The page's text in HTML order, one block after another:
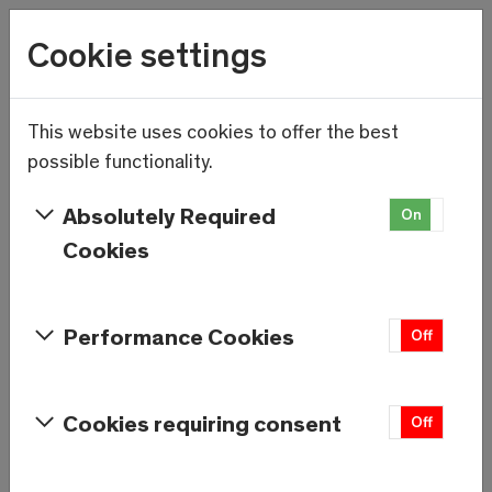
Skip to main content
23.4°C
Wetter
Installations à
Saas-Fee
à partir de 08h00.
Cookie settings
This website uses cookies to offer the best
possible functionality.
Absolutely Required
Cookies
On
Performance Cookies Off
Cookies requiring consent Off